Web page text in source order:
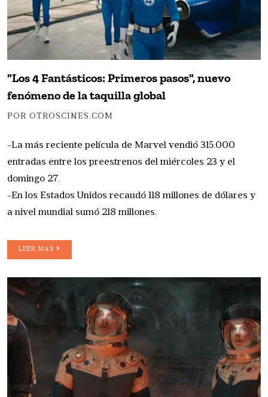
"Los 4 Fantásticos: Primeros pasos", nuevo
fenómeno de la taquilla global
POR OTROSCINES.COM
-La más reciente película de Marvel vendió 315.000
entradas entre los preestrenos del miércoles 23 y el
domingo 27.
-En los Estados Unidos recaudó 118 millones de dólares y
a nivel mundial sumó 218 millones.
LEER MAS